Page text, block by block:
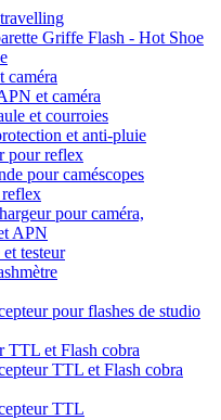
Griffe Flash - Hot Shoe
caméra
et caméra
et courroies
et anti-pluie
pour reflex
pour caméscopes
pour caméra,
APN
testeur
pour flashes de studio
TTL et Flash cobra
TTL et Flash cobra
TTL